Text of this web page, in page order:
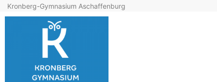
Kronberg-Gymnasium Aschaffenburg